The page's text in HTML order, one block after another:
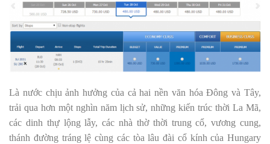
Là nước chịu ảnh hưởng của cả hai nền văn hóa Ðông và Tây,
trải qua hơn một nghìn năm lịch sử, những kiến trúc thời La Mã,
các dinh thự lộng lẫy, các nhà thờ thời trung cổ, vương cung,
thánh đường tráng lệ cùng các tòa lâu đài cổ kính của Hungary